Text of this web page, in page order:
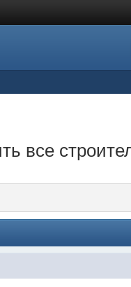
все